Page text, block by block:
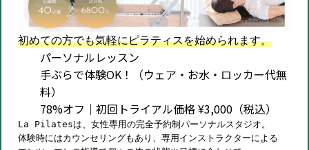
初めての方でも気軽にピラティスを始められます。
パーソナルレッスン
手ぶらで体験OK！（ウェア・お水・ロッカー代無
料）
78%オフ｜初回トライアル価格 ¥3,000（税込）
La Pilatesは、女性専用の完全予約制パーソナルスタジオ。
体験時にはカウンセリングもあり、専用インストラクターによる